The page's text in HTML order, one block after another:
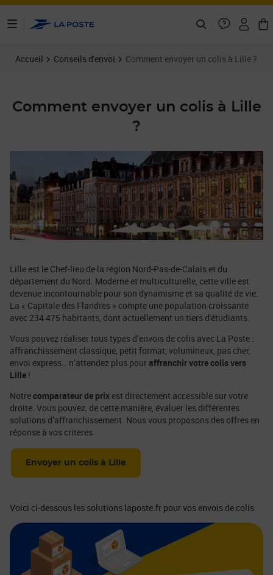
Accueil Conseils d'envoi Comment envoyer un colis à Lille ?
Comment envoyer un colis à Lille
?
Lille est le Chef-lieu de la région Nord-Pas-de-Calais et du
département du Nord. Moderne et multiculturelle, cette ville est
devenue incontournable pour son dynamisme et sa qualité de vie.
La « Capitale des Flandres » compte une population croissante
avec 234 475 habitants, dont actuellement un tiers d'étudiants.
Vous pouvez réaliser tous types d’envois de colis avec La Poste :
affranchissement classique, petit format, volumineux, pas cher,
envoi express… n’attendez plus pouraffranchir votre colis vers
Lille !
Notrecomparateur de prix est directement accessible sur votre
droite. Vous pouvez, de cette manière, évaluer les différentes
solutions d’affranchissement. Nous vous proposons des offres en
réponse à vos critères.
Envoyer un colis à Lille
Voici ci-dessous les solutions laposte.fr pour vos envois de colis